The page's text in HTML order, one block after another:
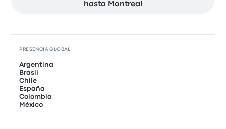
hasta Montreal
PRESENCIA GLOBAL
Argentina
Brasil
Chile
España
Colombia
México